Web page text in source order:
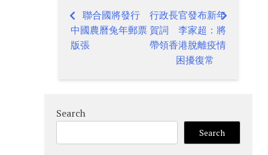
Post
navigation
聯合國將發行
中國農曆兔年郵票
版張
行政長官發布新年
賀詞 李家超：將
帶領香港脫離疫情
困擾復常
Search
Search